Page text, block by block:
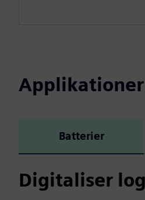
Batterier
Digitaliser